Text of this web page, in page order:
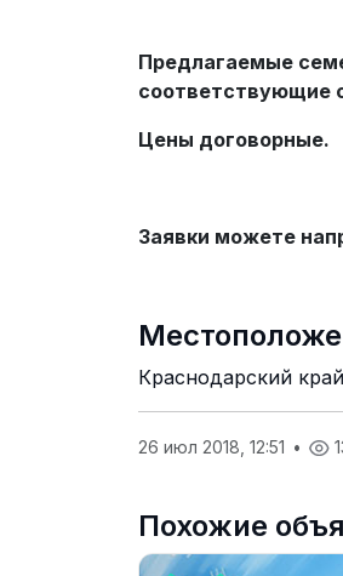
Предлагаемые
соответствующие
Цены договорные.
Заявки можете
Краснодарский край
26 июл 2018, 12:51 •
Похожие